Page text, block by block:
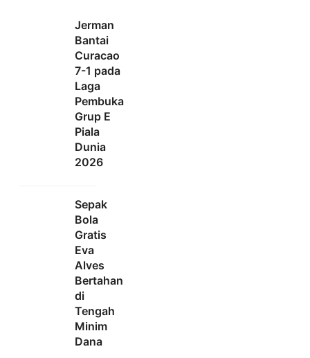
Jerman
Bantai
Curacao
7-1 pada
Laga
Pembuka
Grup E
Piala
Dunia
2026
Sepak
Bola
Gratis
Eva
Alves
Bertahan
di
Tengah
Minim
Dana